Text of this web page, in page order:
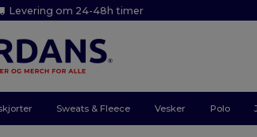
Levering om 24-48h timer
Sweats & Fleece Vesker Polo